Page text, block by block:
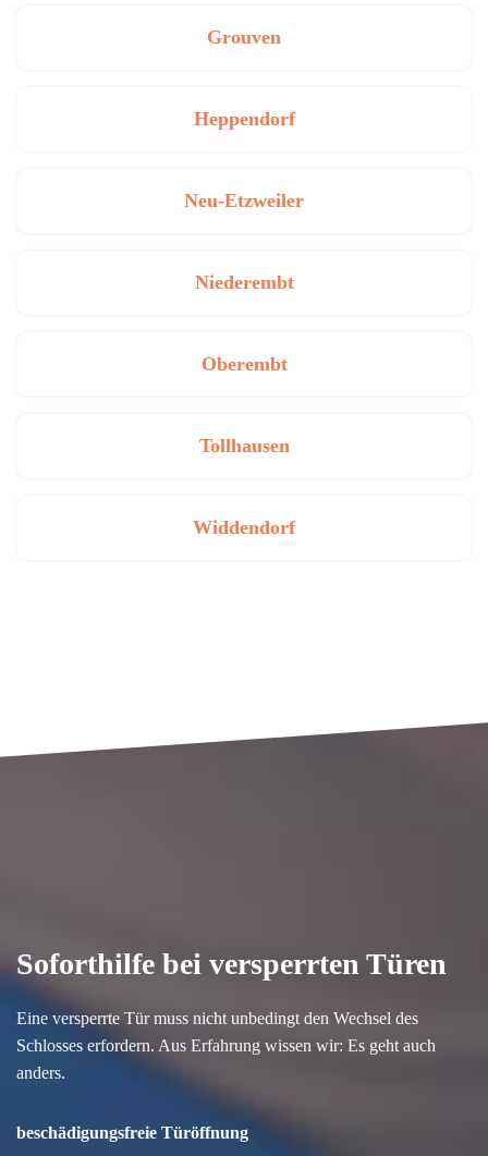
Grouven
Heppendorf
Neu-Etzweiler
Niederembt
Oberembt
Tollhausen
Widdendorf
Soforthilfe bei versperrten Türen
Eine versperrte Tür muss nicht unbedingt den Wechsel des
Schlosses erfordern. Aus Erfahrung wissen wir: Es geht auch
anders.
beschädigungsfreie Türöffnung